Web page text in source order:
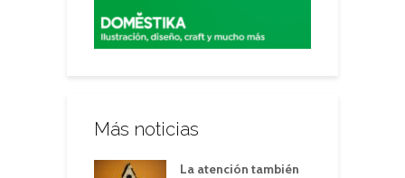
Más noticias
La atención también